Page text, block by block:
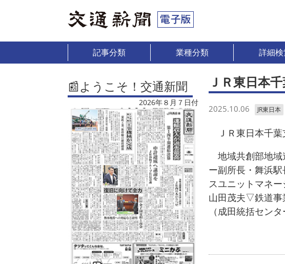
記事分類 業種分類 詳細
📰ようこそ！交通新聞
2026年８月７日付
ＪＲ東日本
2025.10.06 JR東日本
ＪＲ東日本千葉
地域共創部地域
ー副所長・舞浜
スユニットマネ
山田茂夫▽鉄道事
（成田統括セン